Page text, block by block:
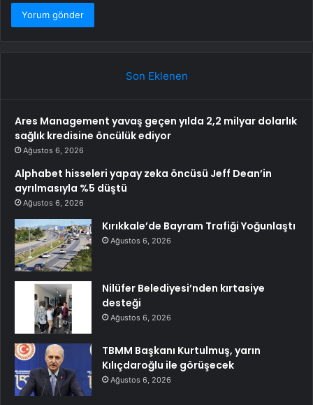
Son Eklenen
Ares Management yavaş geçen yılda 2,2 milyar dolarlık
sağlık kredisine öncülük ediyor
Ağustos 6, 2026
Alphabet hisseleri yapay zeka öncüsü Jeff Dean’in
ayrılmasıyla %5 düştü
Ağustos 6, 2026
Kırıkkale’de Bayram Trafiği Yoğunlaştı
Ağustos 6, 2026
Nilüfer Belediyesi’nden kırtasiye
desteği
Ağustos 6, 2026
TBMM Başkanı Kurtulmuş, yarın
Kılıçdaroğlu ile görüşecek
Ağustos 6, 2026